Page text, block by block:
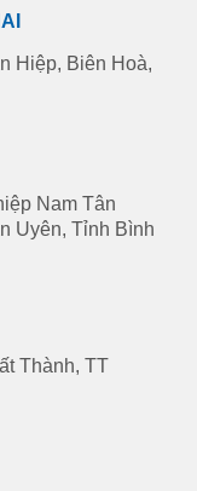
Hiệp, Biên Hoà,
Nam Tân
Uyên, Tỉnh Bình
Thành, TT